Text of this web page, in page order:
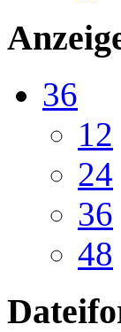
36
12
24
36
48